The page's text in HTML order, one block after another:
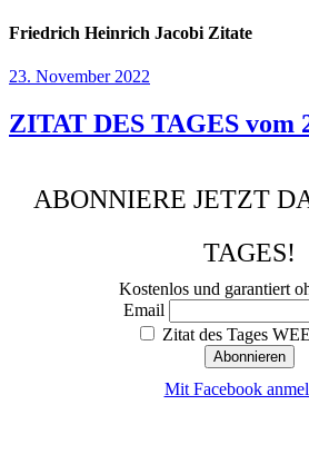
Friedrich Heinrich Jacobi Zitate
23. November 2022
ZITAT DES TAGES vom
ABONNIERE JETZT
TAGES!
Kostenlos und garantiert
Email
Zitat des Tages
Mit Facebook